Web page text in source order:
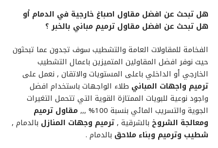
هل تبحث عن افضل مقاول اصباغ خارجية في الدمام أو
هل تبحث عن افضل مقاول ترميم مباني بالخبر ؟
الفخامة للمقاولات العامة والتشطيب سوف تجدون عما تبحثون
حيث نوفر افضل المقاولين المتميزين باعمال التشطيب
الخارجي أو الداخلي باعلى المستويات والاتقان , نعمل على
ترميم واجهات المباني طلاء الواجهات باستخدام افضل
واجود نوعية للبويات الممتازة القوية التي تتحمل التغيرات
الجوية والتسريب المائي بنسبة 100% ,,,
مقاول ترميم
ومعالجة الشروخ بالشرقية ,ترميم وجهات المنازل بالدمام ,
شطيب وترميم وبناء ملاحق بالدمام .